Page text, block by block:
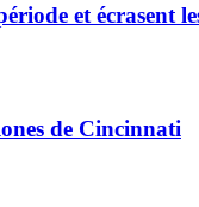
et écrasent
de Cincinnati